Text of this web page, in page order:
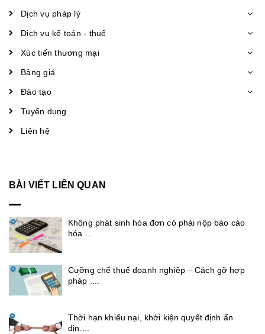
Dịch vụ pháp lý
Dịch vụ kế toán - thuế
Xúc tiến thương mại
Bảng giá
Đào tạo
Tuyển dụng
Liên hệ
BÀI VIẾT LIÊN QUAN
Không phát sinh hóa đơn có phải nộp báo cáo
hóa....
Cưỡng chế thuế doanh nghiệp – Cách gỡ hợp
pháp ....
Thời hạn khiếu nại, khởi kiện quyết định ấn
địn....